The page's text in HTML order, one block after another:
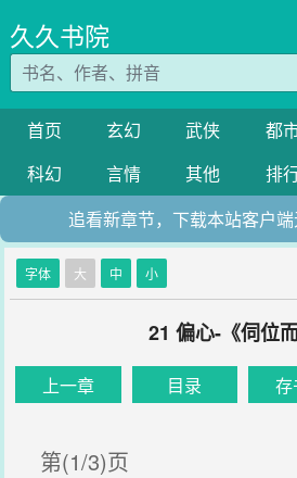
久久书院
首页 玄幻 武侠 都
科幻
言情 其他 排
追看新章节，下载本站客户
字体 大 中 小
21 偏心-《伺位而
上一章 目录 存
第(1/3)页